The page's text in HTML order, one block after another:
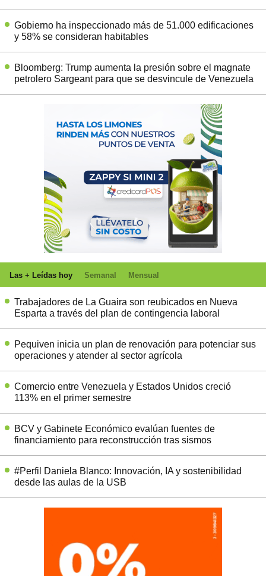
Gobierno ha inspeccionado más de 51.000 edificaciones
y 58% se consideran habitables
Bloomberg: Trump aumenta la presión sobre el magnate
petrolero Sargeant para que se desvincule de Venezuela
Las + Leídas hoy Semanal Mensual
Trabajadores de La Guaira son reubicados en Nueva
Esparta a través del plan de contingencia laboral
Pequiven inicia un plan de renovación para potenciar sus
operaciones y atender al sector agrícola
Comercio entre Venezuela y Estados Unidos creció
113% en el primer semestre
BCV y Gabinete Económico evalúan fuentes de
financiamiento para reconstrucción tras sismos
#Perfil Daniela Blanco: Innovación, IA y sostenibilidad
desde las aulas de la USB